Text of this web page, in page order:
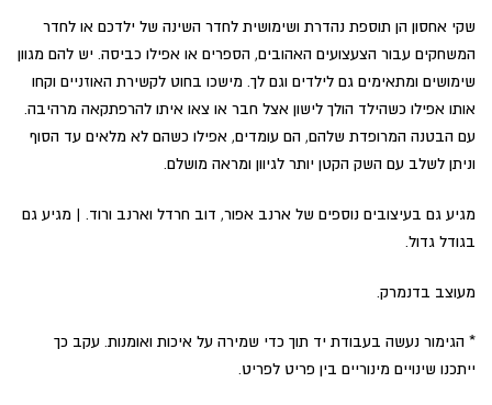
היה:
₪204.
הוא:
₪133.
שקי אחסון הן תוספת נהדרת ושימושית לחדר השינה של ילדכם או לחדר
המשחקים עבור הצעצועים האהובים, הספרים או אפילו כביסה. יש להם מגוון
שימושים ומתאימים גם לילדים וגם לך. מישכו בחוט לקשירת האוזניים וקחו
אותו אפילו כשהילד הולך לישון אצל חבר או צאו איתו להרפתקאה מרהיבה.
עם הבטנה המרופדת שלהם, הם עומדים, אפילו כשהם לא מלאים עד הסוף
וניתן לשלב עם השק הקטן יותר לגיוון ומראה מושלם.
מגיע גם בעיצובים נוספים של ארנב אפור, דוב חרדל וארנב ורוד. | מגיע גם
בגודל גדול.
מעוצב בדנמרק.
* הגימור נעשה בעבודת יד תוך כדי שמירה על איכות ואומנות. עקב כך
ייתכנו שינויים מינוריים בין פריט לפריט.